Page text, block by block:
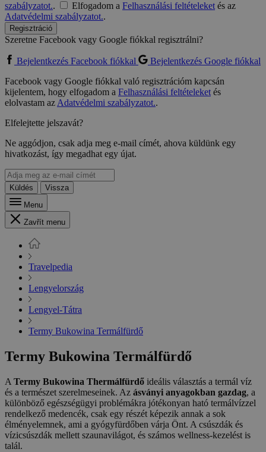
szabályzatot.. Elfogadom a Felhasználási feltételeketés az
Adatvédelmi szabályzatot..
Regisztráció
Szeretne Facebook vagy Google fiókkal regisztrálni?
Bejelentkezés Facebook fiókkal
Bejelentkezés Google fiókkal
Facebook vagy Google fiókkal való regisztrációm kapcsán
kijelentem, hogy elfogadom a Felhasználási feltételeketés
elolvastam azAdatvédelmi szabályzatot..
Elfelejtette jelszavát?
Ne aggódjon, csak adja meg e-mail címét, ahova küldünk egy
hivatkozást, így megadhat egy újat.
Küldés
Vissza
Menu
Zavřít menu
Travelpedia
Lengyelország
Lengyel-Tátra
Termy Bukowina Termálfürdő
Termy Bukowina Termálfürdő
A Termy Bukowina Thermálfürdő ideális választás a termál víz
és a természet szerelmeseinek. Az ásványi anyagokban gazdag, a
különböző egészségügyi problémákra jótékonyan ható termálvízzel
rendelkező medencék, csak egy részét képezik annak a sok
élményelemnek, ami a gyógyfürdőben várja Önt. A csúszdák és
vízicsúszdák mellett szaunavilágot, és számos wellness-kezelést is
talál.